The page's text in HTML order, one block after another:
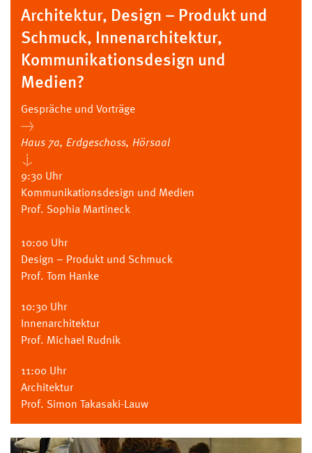
Architektur, Design – Produkt und
Schmuck, Innenarchitektur,
Kommunikationsdesign und
Medien?
Gespräche und Vorträge
→
Haus 7a, Erdgeschoss, Hörsaal
↓
9:30 Uhr
Kommunikationsdesign und Medien
Prof. Sophia Martineck
10:00 Uhr
Design – Produkt und Schmuck
Prof. Tom Hanke
10:30 Uhr
Innenarchitektur
Prof. Michael Rudnik
11:00 Uhr
Architektur
Prof. Simon Takasaki-Lauw